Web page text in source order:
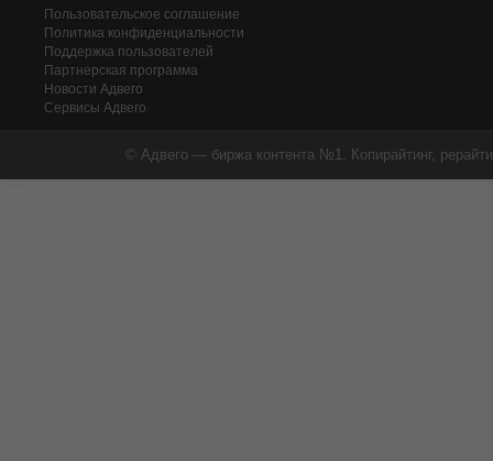
Пользовательское соглашение
Политика конфиденциальности
Поддержка пользователей
Партнерская программа
Новости Адвего
Сервисы Адвего
© Адвего — биржа контента №1. Копирайтинг,